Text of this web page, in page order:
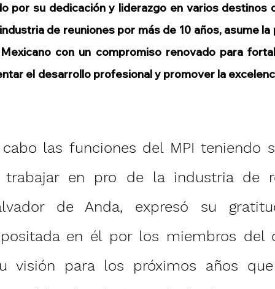
por su dedicación y liderazgo en varios destinos
de reuniones por más de 10 años, asume
con un compromiso renovado para
el desarrollo profesional y promover la
cabo las funciones del MPI teniendo
en pro de la industria de
de Anda, expresó su
en él por los miembros del
visión para los próximos años